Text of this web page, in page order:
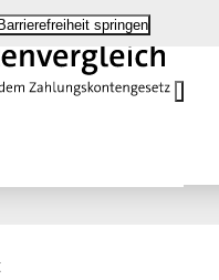
springen